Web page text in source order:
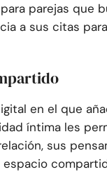
parejas que
a sus citas
en el que
íntima les
sus
espacio